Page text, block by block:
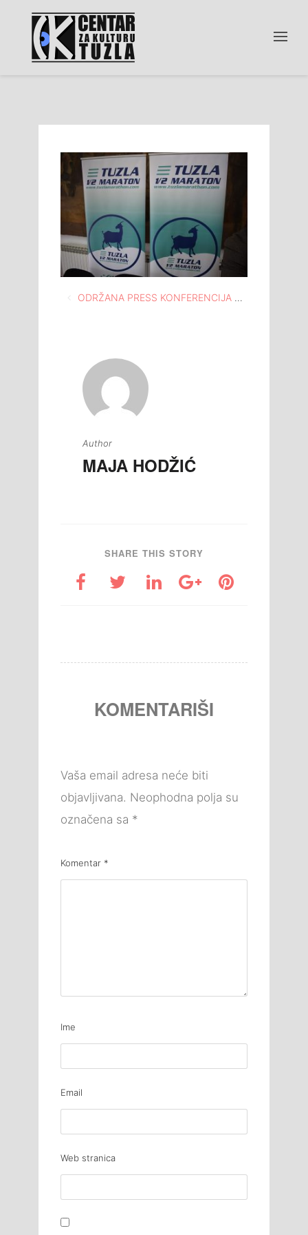
Navigacija
ODRŽANA PRESS KONFERENCIJA POVODOM 2. TUZLANSKOG, NOĆNOG POLUMARATONA
Author
MAJA HODŽIĆ
SHARE THIS STORY
KOMENTARIŠI
Vaša email adresa neće biti
objavljivana. Neophodna polja su
označena sa *
Komentar *
Ime
Email
Web stranica